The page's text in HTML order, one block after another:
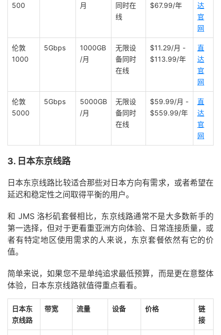
500
月
同时在
线
$67.99/年
达
官
网
伦敦
1000
5Gbps
1000GB
/月
无限设
备同时
在线
$11.29/月 -
$113.99/年
直
达
官
网
伦敦
5000
5Gbps
5000GB
/月
无限设
备同时
在线
$59.99/月 -
$559.99/年
直
达
官
网
3. 日本东京线路
日本东京线路比较适合那些对日本方向有需求，或者希望在
延迟和稳定性之间取得平衡的用户。
和 JMS 洛杉矶套餐相比，东京线路通常不是大多数新手的
第一选择，但对于更看重亚洲方向体验、日常连接质量，或
者有特定地区使用需求的人来说，东京套餐依然有它的价
值。
简单来说，如果您不是单纯追求最低预算，而是更在意整体
体验，日本东京线路就值得重点看看。
日本东
京线路
带宽 流量 设备 价格
链
接